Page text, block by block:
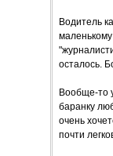
Водитель
осталось.
Вообще-то
баранку
очень
почти